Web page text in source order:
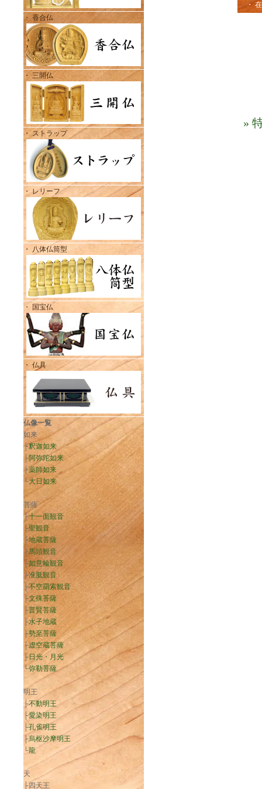
・ 香合仏
・ 三開仏
・ ストラップ
・ レリーフ
・ 八体仏筒型
・ 国宝仏
・ 仏具
仏像一覧
如来
├釈迦如来
├阿弥陀如来
├薬師如来
└大日如来
菩薩
├十一面観音
├聖観音
├地蔵菩薩
├馬頭観音
├如意輪観音
├准胝観音
├不空羂索観音
├文殊菩薩
├普賢菩薩
├水子地蔵
├勢至菩薩
├虚空蔵菩薩
├日光・月光
└弥勒菩薩
明王
├不動明王
├愛染明王
├孔雀明王
├烏枢沙摩明王
└龍
天
├四天王
・
»